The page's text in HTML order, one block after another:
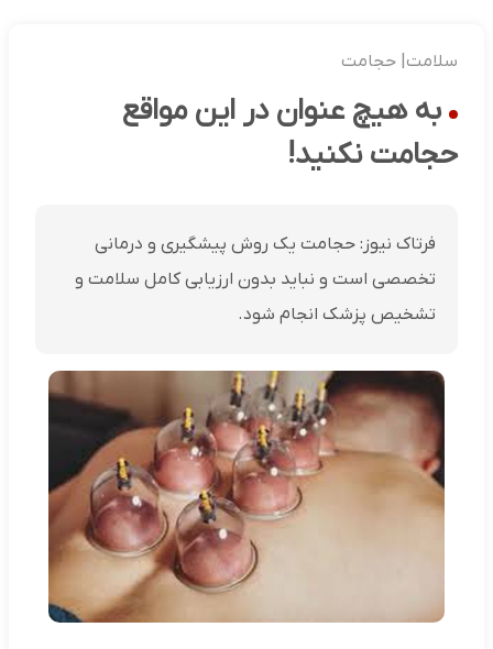
سلامت| حجامت
به هیچ عنوان در این مواقع
حجامت نکنید!
فرتاک نیوز: حجامت یک روش پیشگیری و درمانی
تخصصی است و نباید بدون ارزیابی کامل سلامت و
تشخیص پزشک انجام شود.